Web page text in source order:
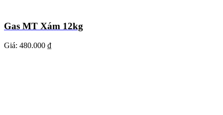
Gas MT Xám 12kg
Giá: 480.000 ₫